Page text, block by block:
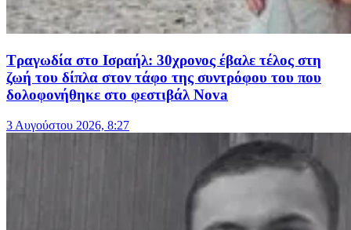
Τραγωδία στο Ισραήλ: 30χρονος έβαλε τέλος στη
ζωή του δίπλα στον τάφο της συντρόφου του που
δολοφονήθηκε στο φεστιβάλ Nova
3 Αυγούστου 2026, 8:27